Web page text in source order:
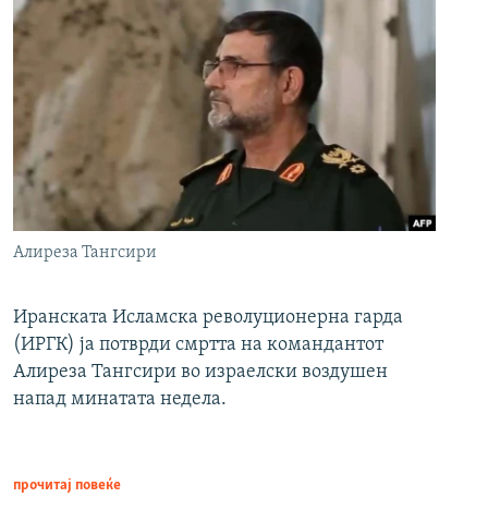
Алиреза Тангсири
Иранската Исламска револуционерна гарда
(ИРГК) ја потврди смртта на командантот
Алиреза Тангсири во израелски воздушен
напад минатата недела.
прочитај повеќе